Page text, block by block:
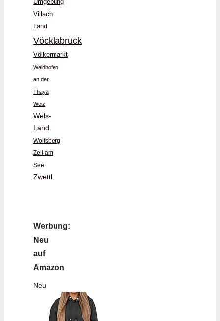
Umgebung
Villach
Land
Vöcklabruck
Völkermarkt
Waidhofen
an der
Thaya
Weiz
Wels-
Land
Wolfsberg
Zell am
See
Zwettl
Werbung:
Neu
auf
Amazon
Neu